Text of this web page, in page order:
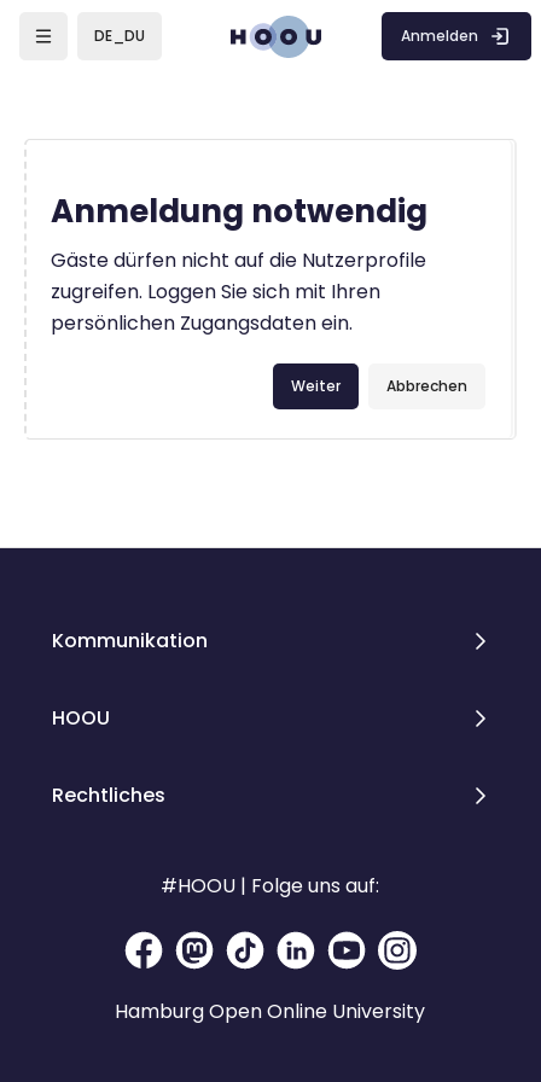
DE_DU Anmelden
Anmeldung notwendig
Gäste dürfen nicht auf die Nutzerprofile
zugreifen. Loggen Sie sich mit Ihren
persönlichen Zugangsdaten ein.
Abbrechen
Weiter
Kommunikation
HOOU
Rechtliches
#HOOU | Folge uns auf:
Hamburg Open Online University